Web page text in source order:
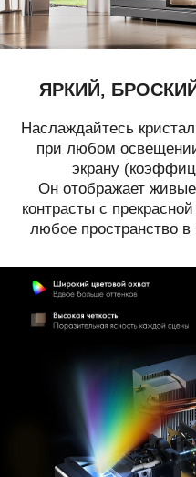
ЯРКИЙ,
Наслаждайтесь
при любом
экрану
Он отображает
контрасты с
любое пространство